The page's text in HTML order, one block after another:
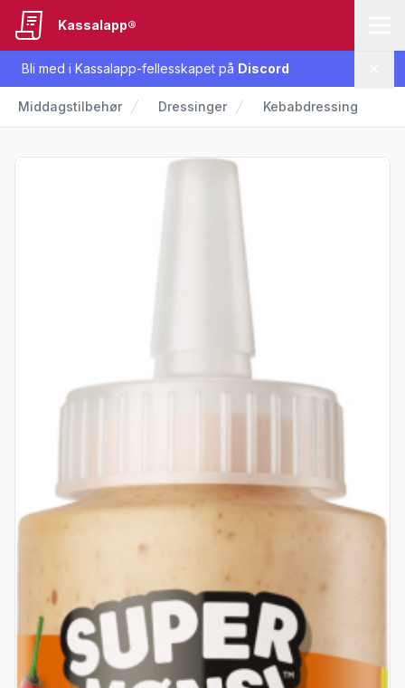
Bli med i Kassalapp-fellesskapet på Discord
Kassalapp®
Middagstilbehør Dressinger Kebabdressing